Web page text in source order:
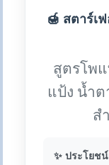
🍯 สตาร์เ
สูตรโพแ
แป้ง น้ำ
ส
✨ ประโยช